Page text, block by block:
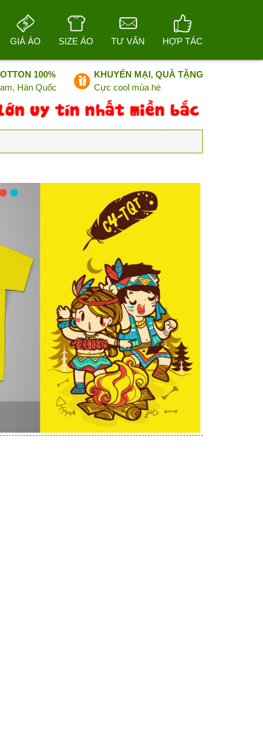
GIÁ ÁO SIZE ÁO TƯ VẤN HỢP TÁC
100%
Hàn Quốc
KHUYẾN MẠI, QUÀ TẶNG
Cực cool mùa hè